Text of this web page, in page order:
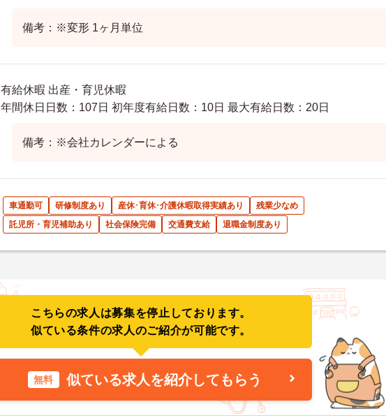
備考：※変形 1ヶ月単位
有給休暇 出産・育児休暇
年間休日日数：107日 初年度有給日数：10日 最大有給日数：20日
備考：※会社カレンダーによる
車通勤可 研修制度あり 産休･育休･介護休暇取得実績あり
残業少なめ
託児所・育児補助あり
社会保険完備 交通費支給 退職金制度あり
こちらの求人は募集を停止しております。
似ている条件の求人のご紹介が可能です。
無料 似ている求人を紹介してもらう